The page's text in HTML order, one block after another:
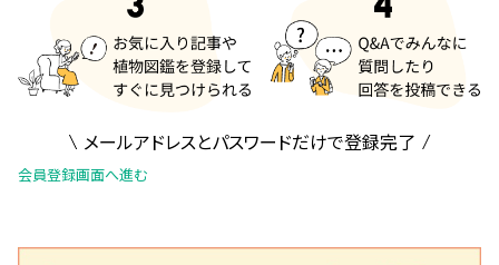
メールアドレスとパスワードだけで登録完了
会員登録画面へ進む